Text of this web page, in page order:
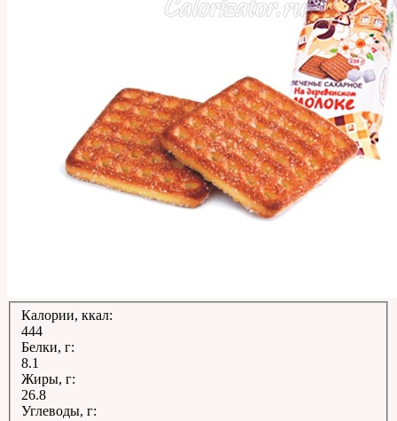
Калории, ккал:
444
Белки, г:
8.1
Жиры, г:
26.8
Углеводы, г: